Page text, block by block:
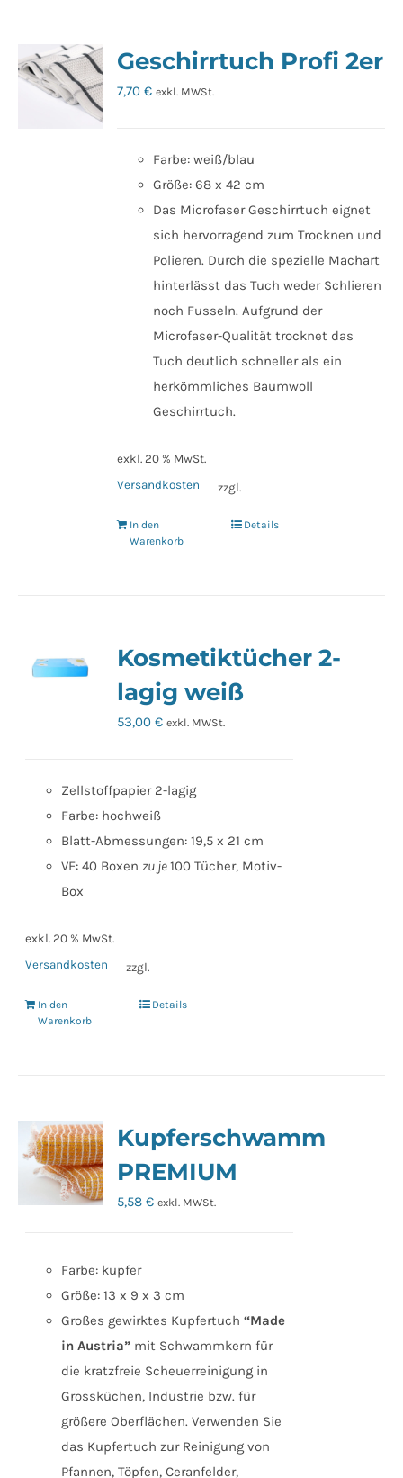
Geschirrtuch Profi 2er
7,70€ exkl. MWSt.
Farbe: weiß/blau
Größe: 68 x 42 cm
Das Microfaser Geschirrtuch eignet
sich hervorragend zum Trocknen und
Polieren. Durch die spezielle Machart
hinterlässt das Tuch weder Schlieren
noch Fusseln. Aufgrund der
Microfaser-Qualität trocknet das
Tuch deutlich schneller als ein
herkömmliches Baumwoll
Geschirrtuch.
exkl. 20 % MwSt.
zzgl.
Versandkosten
In den
Warenkorb
Details
Kosmetiktücher 2-
lagig weiß
53,00€ exkl. MWSt.
Zellstoffpapier 2-lagig
Farbe: hochweiß
Blatt-Abmessungen: 19,5 x 21 cm
VE: 40 Boxenzu je100 Tücher, Motiv-
Box
exkl. 20 % MwSt.
zzgl.
Versandkosten
In den
Warenkorb
Details
Kupferschwamm
PREMIUM
5,58€ exkl. MWSt.
Farbe: kupfer
Größe: 13 x 9 x 3 cm
Großes gewirktes Kupfertuch “Made
in Austria” mit Schwammkern für
die kratzfreie Scheuerreinigung in
Grossküchen, Industrie bzw. für
größere Oberflächen. Verwenden Sie
das Kupfertuch zur Reinigung von
Pfannen, Töpfen, Ceranfelder,